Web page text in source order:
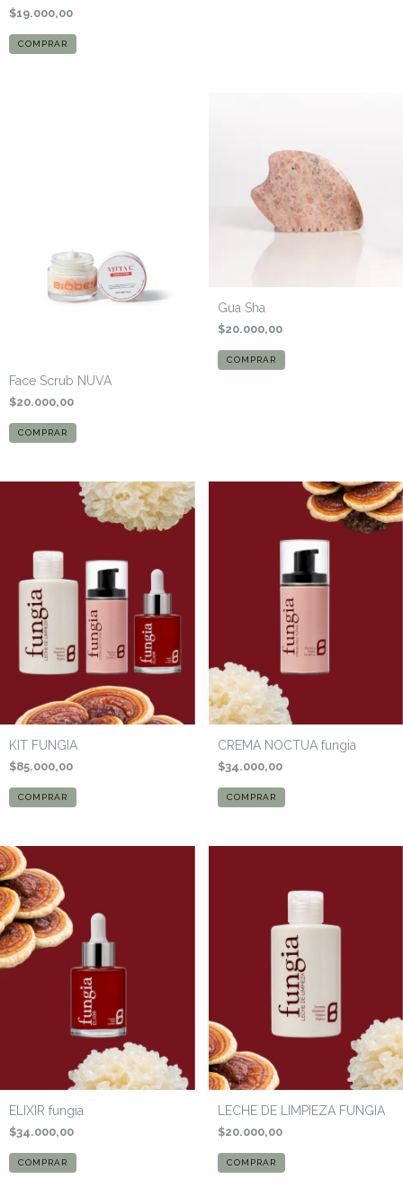
$19.000,00
Face Scrub NUVA
$20.000,00
Gua Sha
$20.000,00
KIT FUNGIA
$85.000,00
CREMA NOCTUA fungia
$34.000,00
ELIXIR fungia
$34.000,00
LECHE DE LIMPIEZA FUNGIA
$20.000,00